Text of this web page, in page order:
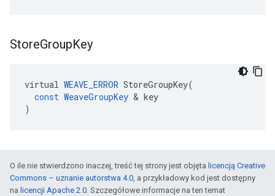
StoreGroupKey
virtual WEAVE_ERROR StoreGroupKey(
const WeaveGroupKey & key
)
O ile nie stwierdzono inaczej, treść tej strony jest objęta licencją Creative
Commons – uznanie autorstwa 4.0, a przykładowy kod jest dostępny
na licencji Apache 2.0. Szczegółowe informacje na ten temat